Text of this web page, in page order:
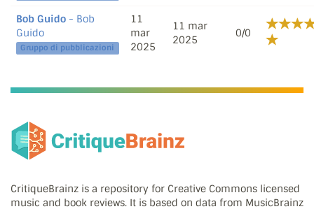
Bob Guido - Bob
Guido
Gruppo di pubblicazioni
11
mar
2025
11 mar
2025
0/0
CritiqueBrainz is a repository for Creative Commons licensed
music and book reviews. It is based on data from MusicBrainz